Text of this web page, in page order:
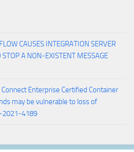
CAUSES INTEGRATION SERVER
A NON-EXISTENT MESSAGE
Enterprise Certified Container
may be vulnerable to loss of
2021-4189